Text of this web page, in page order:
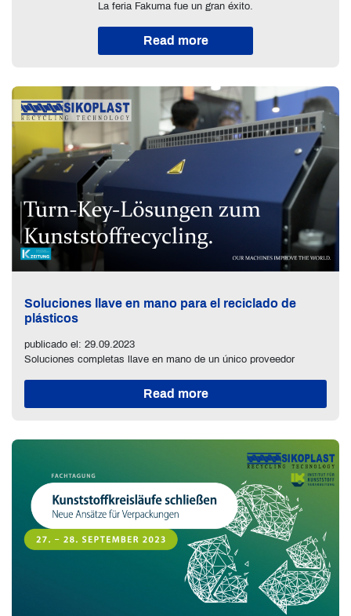
La feria Fakuma fue un gran éxito.
Read more
Soluciones llave en mano para el reciclado de
plásticos
publicado el: 29.09.2023
Soluciones completas llave en mano de un único proveedor
Read more